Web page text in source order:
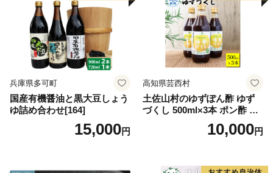
兵庫県多可町
国産有機醤油と黒大豆しょう
ゆ詰め合わせ[164]
15,000円
高知県芸西村
土佐山村のゆずぽん酢 ゆず
づくし 500ml×3本 ポン酢 ポ
ンズ ゆず 柚子 調味料 さっぱ
り 美味しい おいしい 鍋 しゃ
10,000円